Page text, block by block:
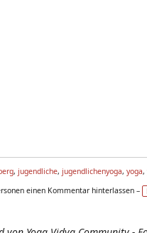
, jugendliche, jugendlichenyoga, yoga,
einen Kommentar hinterlassen –